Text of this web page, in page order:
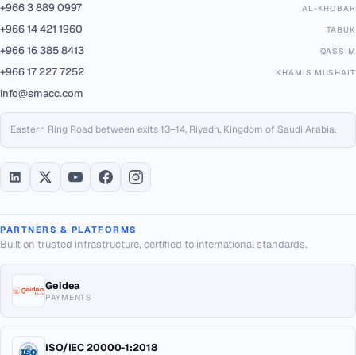
+966 3 889 0997 AL-KHOBAR
+966 14 421 1960 TABUK
+966 16 385 8413 QASSIM
+966 17 227 7252 KHAMIS MUSHAIT
info@smacc.com
Eastern Ring Road between exits 13–14, Riyadh, Kingdom of Saudi Arabia.
PARTNERS & PLATFORMS
Built on trusted infrastructure, certified to international standards.
Geidea
PAYMENTS
ISO/IEC 20000-1:2018